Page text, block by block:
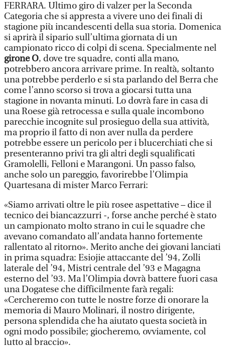
FERRARA. Ultimo giro di valzer per la Seconda
Categoria che si appresta a vivere uno dei finali di
stagione più incandescenti della sua storia. Domenica
si aprirà il sipario sull’ultima giornata di un
campionato ricco di colpi di scena. Specialmente nel
girone O, dove tre squadre, conti alla mano,
potrebbero ancora arrivare prime. In realtà, soltanto
una potrebbe perderlo e si sta parlando del Berra che
come l’anno scorso si trova a giocarsi tutta una
stagione in novanta minuti. Lo dovrà fare in casa di
una Roese già retrocessa e sulla quale incombono
parecchie incognite sul prosieguo della sua attività,
ma proprio il fatto di non aver nulla da perdere
potrebbe essere un pericolo per i blucerchiati che si
presenteranno privi tra gli altri degli squalificati
Gramolelli, Felloni e Marangoni. Un passo falso,
anche solo un pareggio, favorirebbe l’Olimpia
Quartesana di mister Marco Ferrari:
«Siamo arrivati oltre le più rosee aspettative – dice il
tecnico dei biancazzurri -, forse anche perché è stato
un campionato molto strano in cui le squadre che
avevano comandato all’andata hanno fortemente
rallentato al ritorno». Merito anche dei giovani lanciati
in prima squadra: Esiojie attaccante del ’94, Zolli
laterale del ’94, Mistri centrale del ’93 e Magagna
esterno del ’93. Ma l’Olimpia dovrà battere fuori casa
una Dogatese che difficilmente farà regali:
«Cercheremo con tutte le nostre forze di onorare la
memoria di Mauro Molinari, il nostro dirigente,
persona splendida che ha aiutato questa società in
ogni modo possibile; giocheremo, ovviamente, col
lutto al braccio».